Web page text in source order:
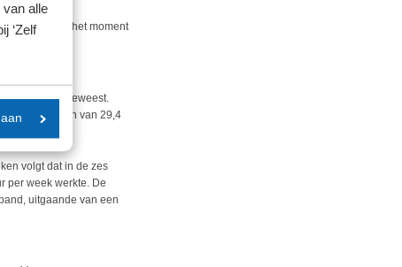
alle
‘Zelf 2025, het moment
is geweest.
uitgegaan van 29,4
volgt dat in de zes
per week werkte. De
uitgaande van een